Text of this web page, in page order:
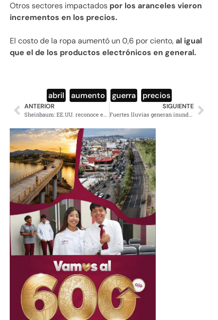
Otros sectores impactados por los aranceles vieron
incrementos en los precios.
El costo de la ropa aumentó un 0,6 por ciento,al igual
que el de los productos electrónicos en general.
abril aumento guerra precios
ANTERIOR
Sheinbaum: EE.UU. reconoce estrategia de control de drogas
SIGUIENTE
Fuertes lluvias generan inundaciones en el Estado de México